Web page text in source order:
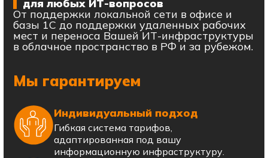
для любых ИТ-вопросов
От поддержки локальной сети в офисе и
базы 1С до поддержки удаленных рабочих
мест и переноса Вашей ИТ-инфраструктуры
в облачное пространство в РФ и за рубежом.
Мы гарантируем
Индивидуальный подход
Гибкая система тарифов,
адаптированная под вашу
информационную инфраструктуру.